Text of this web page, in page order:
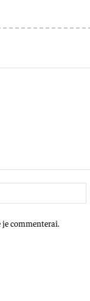
:*
commenterai.